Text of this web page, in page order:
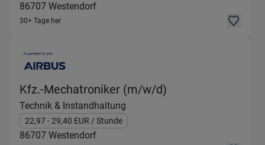
86707 Westendorf
30+ Tage her
Kfz.-Mechatroniker (m/w/d)
Technik & Instandhaltung
22,97- 29,40 EUR / Stunde
86707 Westendorf